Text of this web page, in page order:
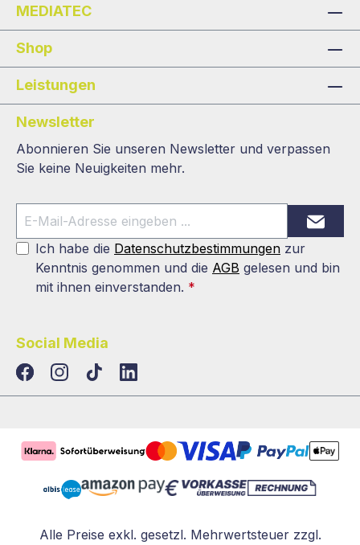
MEDIATEC
Shop
Leistungen
Newsletter
Abonnieren Sie unseren Newsletter und verpassen
Sie keine Neuigkeiten mehr.
Ich habe die Datenschutzbestimmungen zur
Kenntnis genommen und die AGB gelesen und bin
mit ihnen einverstanden. *
Social Media
TikTokLinkedIn
Alle Preise exkl. gesetzl. Mehrwertsteuer zzgl.